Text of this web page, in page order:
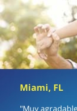
Miami, FL
"Muy